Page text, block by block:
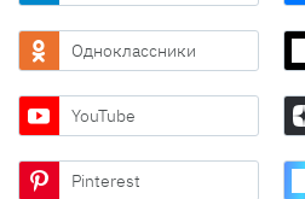
Одноклассники
YouTube
Pinterest